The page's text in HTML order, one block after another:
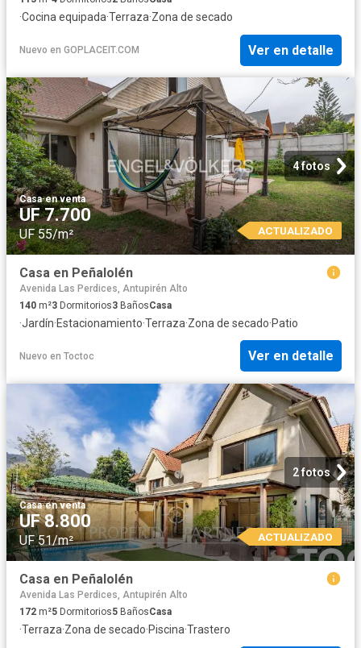
·Cocina equipada·Terraza·Zona de secado
Nuevo en GOPLACEIT.COM Ver en detalle
4 fotos
Casa·en venta
UF 7.700
UF 55/m² ACTUALIZADO
Casa en Peñalolén
Avenida Las Perdices, Antupirén Alto
140 m²3 Dormitorios3 BañosCasa
·Jardín·Estacionamiento·Terraza·Zona de secado·Patio
Nuevo en Toctoc Ver en detalle
2 fotos
Casa·en venta
UF 8.800
UF 51/m² ACTUALIZADO
Casa en Peñalolén
Avenida Las Perdices, Antupirén Alto
172 m²5 Dormitorios5 BañosCasa
·Terraza·Zona de secado·Piscina·Trastero